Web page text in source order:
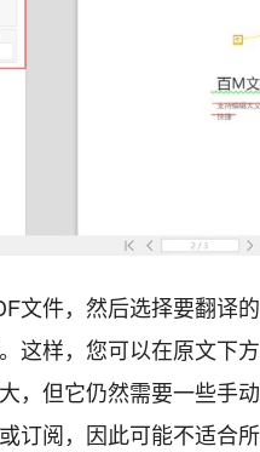
文件，然后选择要翻译
这样，您可以在原文下
，但它仍然需要一些手
订阅，因此可能不适合所